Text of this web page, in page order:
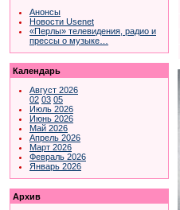
Анонсы
Новости Usenet
«Перлы» телевидения, радио и
прессы о музыке…
Календарь
Август 2026
02 03 05
Июль 2026
Июнь 2026
Май 2026
Апрель 2026
Март 2026
Февраль 2026
Январь 2026
Архив